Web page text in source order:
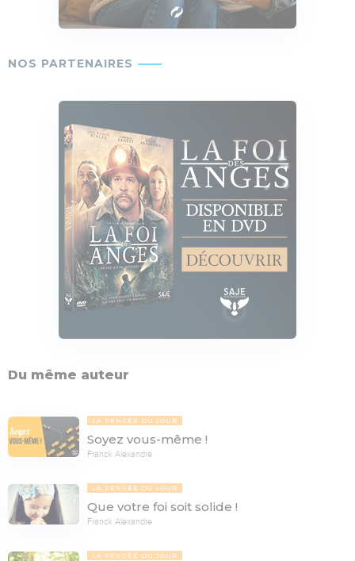
Du même auteur
LA PENSÉE DU JOUR
Soyez vous-même !
Franck Alexandre
LA PENSÉE DU JOUR
Que votre foi soit solide !
Franck Alexandre
LA PENSÉE DU JOUR